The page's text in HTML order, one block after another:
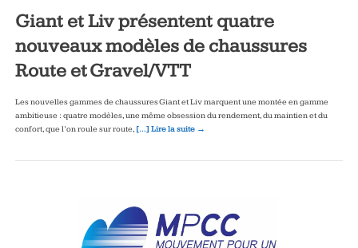
Giant et Liv présentent quatre
nouveaux modèles de chaussures
Route et Gravel/VTT
Les nouvelles gammes de chaussures Giant et Liv marquent une montée en gamme
ambitieuse : quatre modèles, une même obsession du rendement, du maintien et du
confort, que l’on roule sur route, […] Lire la suite →